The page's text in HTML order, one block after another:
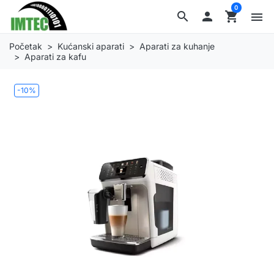
search  shopping_cart
0
menu
Početak Kućanski aparati
Aparati za kuhanje
Aparati za kafu
-10%